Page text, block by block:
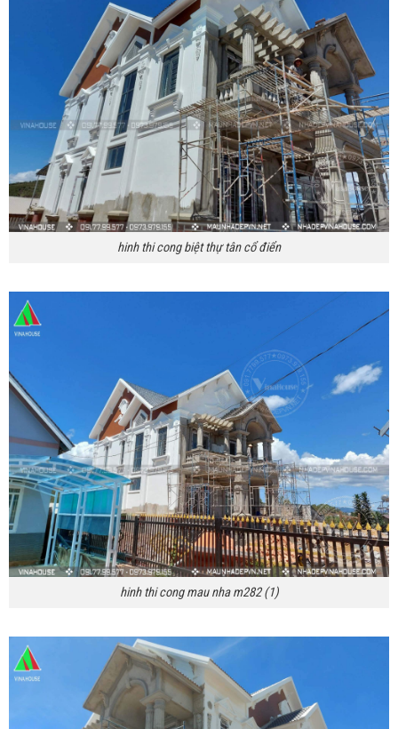
hinh thi cong biệt thự tân cổ điển
hinh thi cong mau nha m282 (1)